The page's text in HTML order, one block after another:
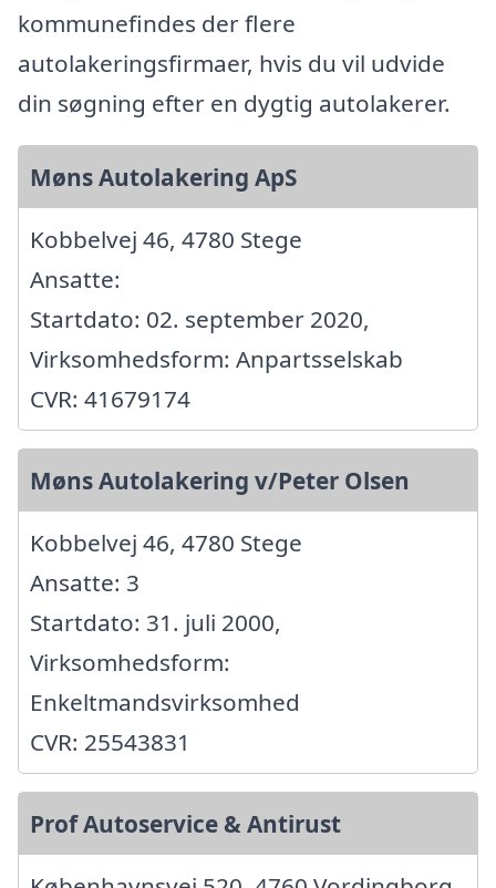
kommunefindes der flere
autolakeringsfirmaer, hvis du vil udvide
din søgning efter en dygtig autolakerer.
Møns Autolakering ApS
Kobbelvej 46, 4780 Stege
Ansatte:
Startdato: 02. september 2020,
Virksomhedsform: Anpartsselskab
CVR: 41679174
Møns Autolakering v/Peter Olsen
Kobbelvej 46, 4780 Stege
Ansatte: 3
Startdato: 31. juli 2000,
Virksomhedsform:
Enkeltmandsvirksomhed
CVR: 25543831
Prof Autoservice & Antirust